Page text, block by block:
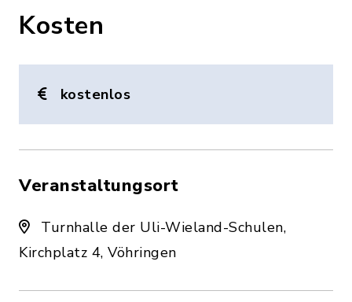
Kosten
kostenlos
Veranstaltungsort
Turnhalle der Uli-Wieland-Schulen,
Kirchplatz 4, Vöhringen